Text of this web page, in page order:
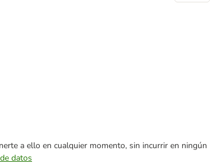
a ello en cualquier momento, sin incurrir en ningún
datos